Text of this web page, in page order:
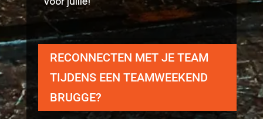
RECONNECTEN MET JE TEAM
TIJDENS EEN TEAMWEEKEND
BRUGGE?